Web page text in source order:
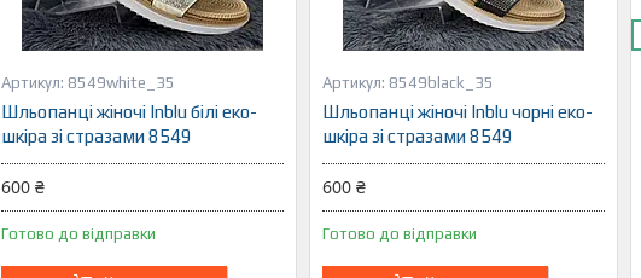
8549white_35
Шльопанці жіночі Inblu білі еко-
шкіра зі стразами 8549
600 ₴
Готово до відправки
8549black_35
Шльопанці жіночі Inblu чорні еко-
шкіра зі стразами 8549
600 ₴
Готово до відправки